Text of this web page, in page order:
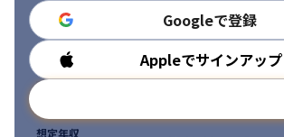
エンジニアとしてスキルアップできる環境です。
Googleで登録
Appleでサインアップ
勤務時間
想定年収